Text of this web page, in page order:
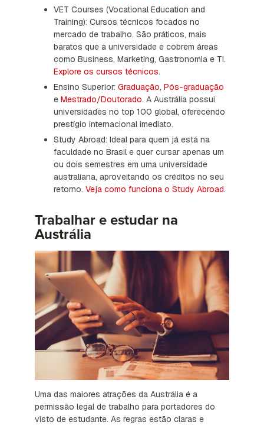
VET Courses (Vocational Education and
Training): Cursos técnicos focados no
mercado de trabalho. São práticos, mais
baratos que a universidade e cobrem áreas
como Business, Marketing, Gastronomia e TI.
Explore os cursos técnicos.
Ensino Superior: Graduação, Pós-graduação
e Mestrado/Doutorado. A Austrália possui
universidades no top 100 global, oferecendo
prestígio internacional imediato.
Study Abroad: Ideal para quem já está na
faculdade no Brasil e quer cursar apenas um
ou dois semestres em uma universidade
australiana, aproveitando os créditos no seu
retorno. Veja como funciona o Study Abroad.
Trabalhar e estudar na
Austrália
Uma das maiores atrações da Austrália é a
permissão legal de trabalho para portadores do
visto de estudante. As regras estão claras e